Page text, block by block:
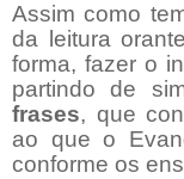
Assim como
da leitura
forma, fazer o
partindo de
frases, que
ao que o
conforme os